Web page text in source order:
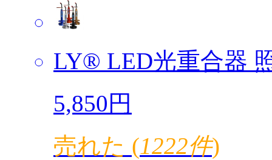
LY® LED光重合器
5,850円
売れた (1222件)